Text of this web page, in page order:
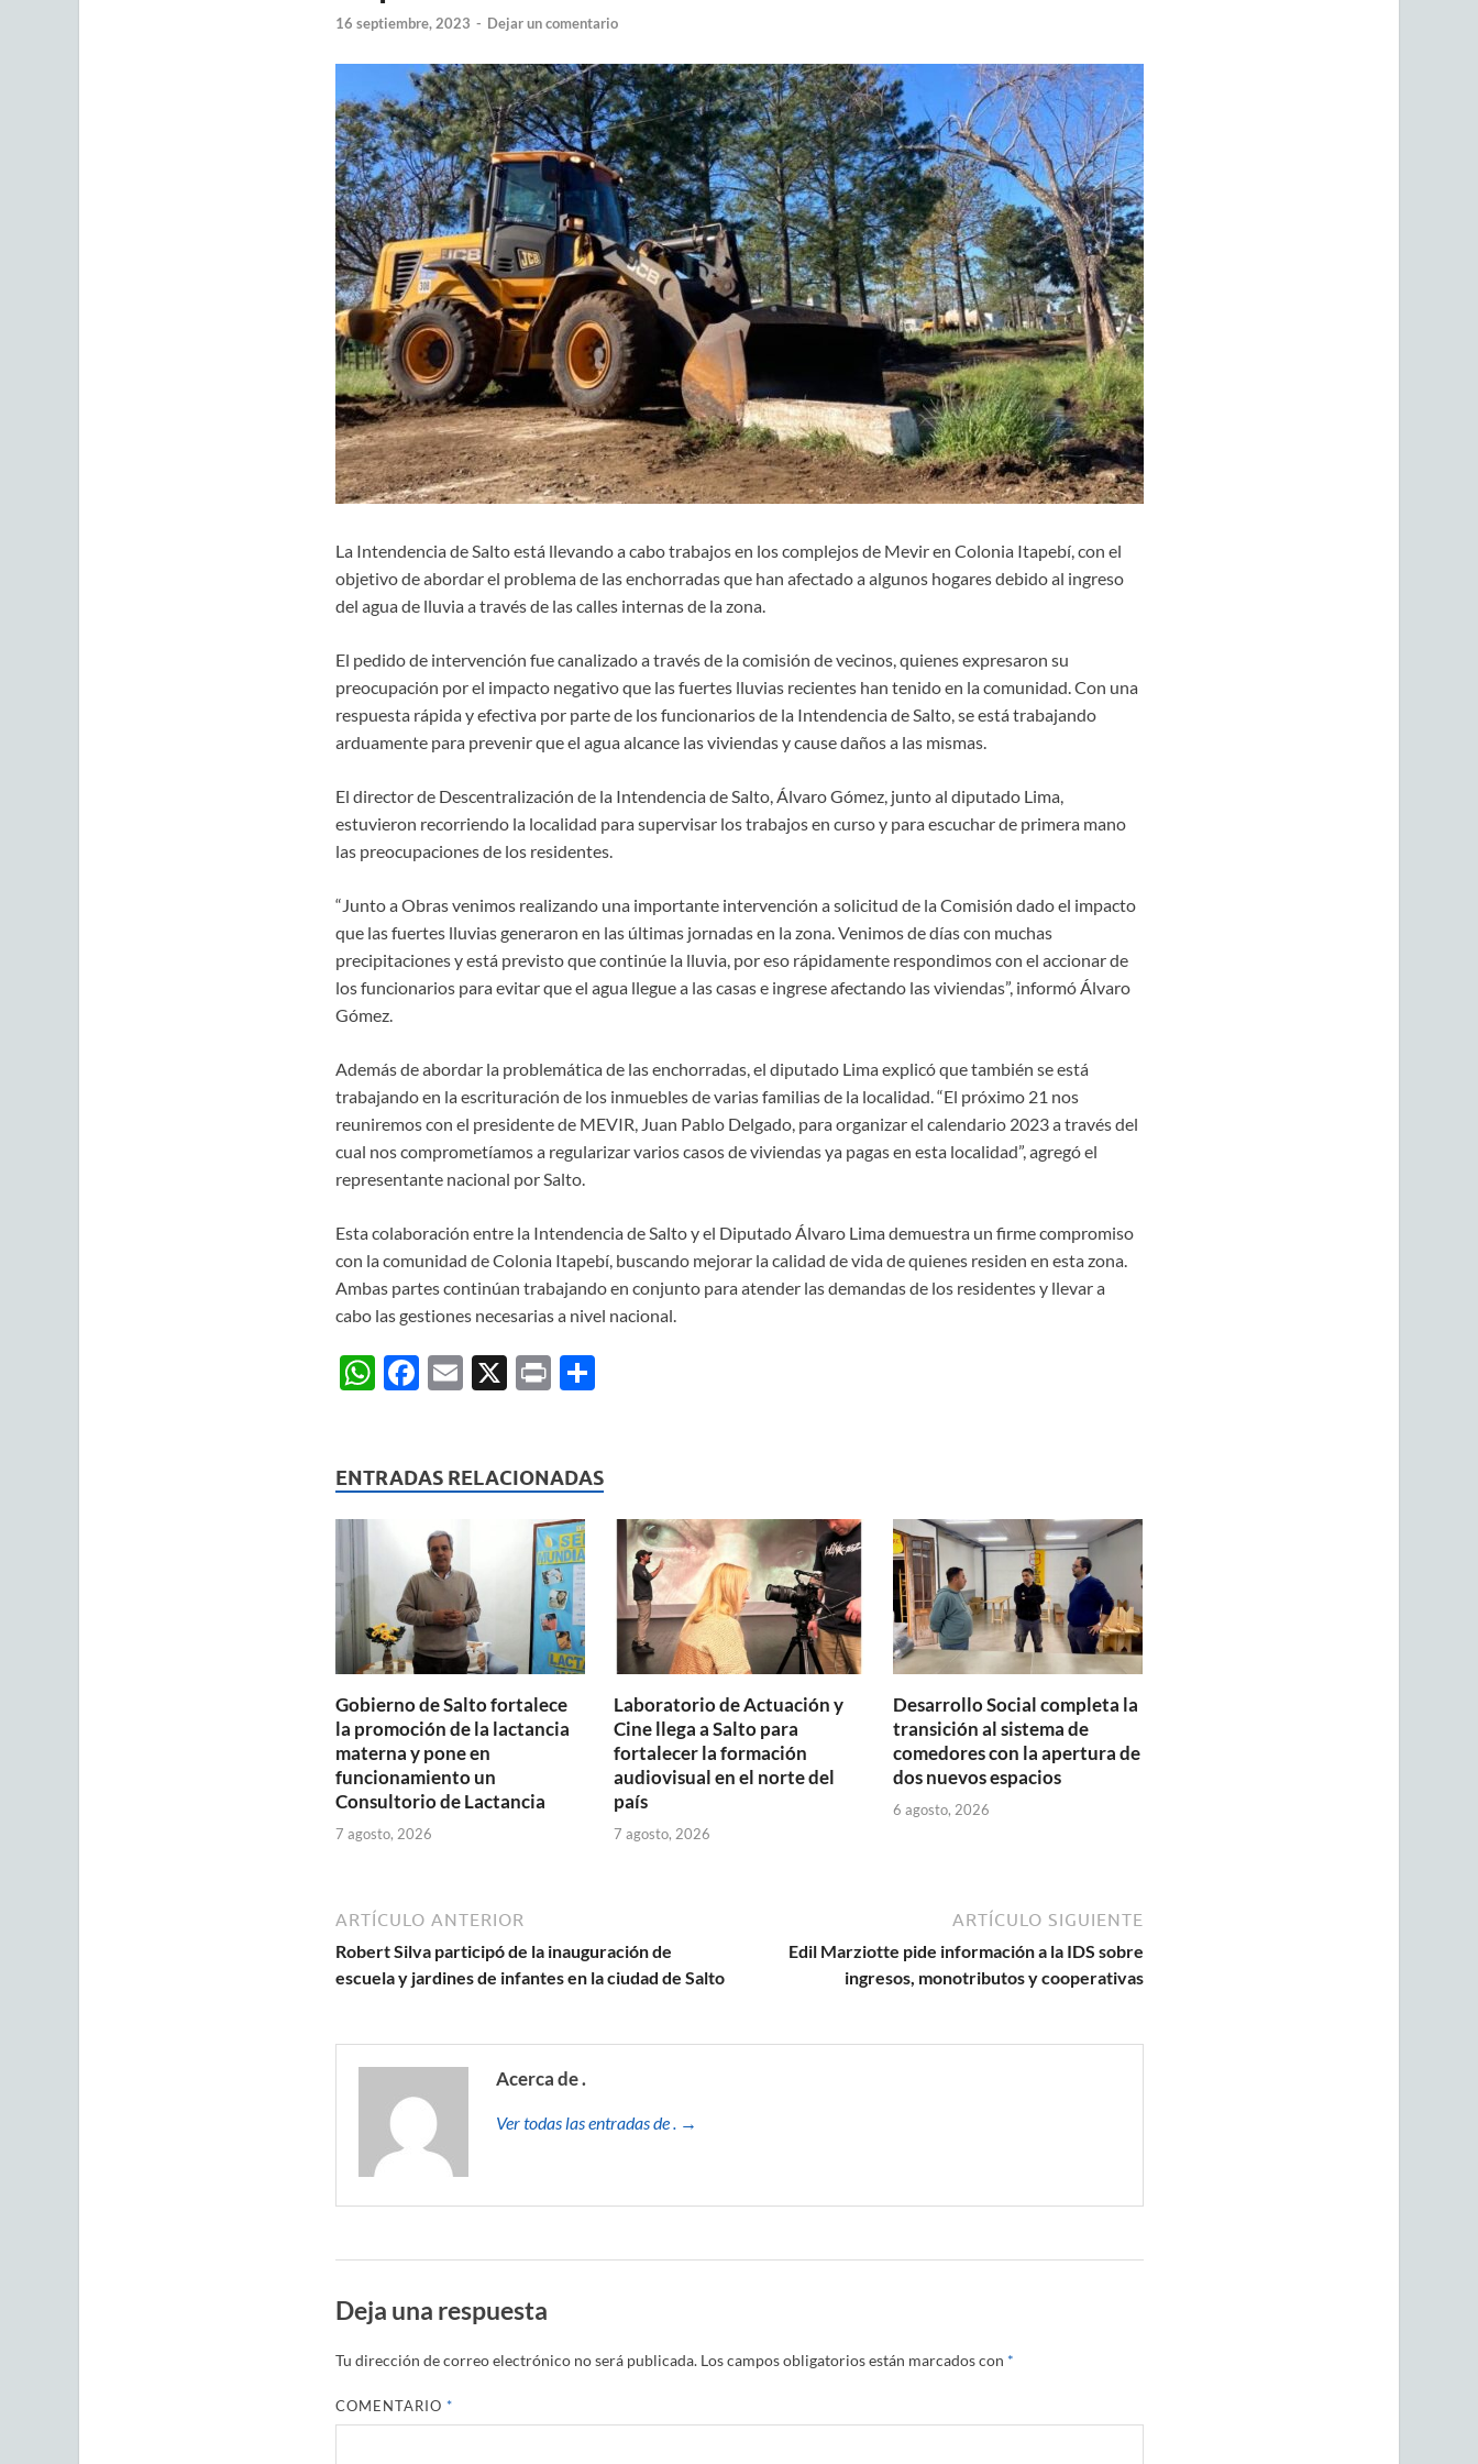
16 septiembre, 2023 - Dejar un comentario
La Intendencia de Salto está llevando a cabo trabajos en los complejos de Mevir en Colonia Itapebí, con el
objetivo de abordar el problema de las enchorradas que han afectado a algunos hogares debido al ingreso
del agua de lluvia a través de las calles internas de la zona.
El pedido de intervención fue canalizado a través de la comisión de vecinos, quienes expresaron su
preocupación por el impacto negativo que las fuertes lluvias recientes han tenido en la comunidad. Con una
respuesta rápida y efectiva por parte de los funcionarios de la Intendencia de Salto, se está trabajando
arduamente para prevenir que el agua alcance las viviendas y cause daños a las mismas.
El director de Descentralización de la Intendencia de Salto, Álvaro Gómez, junto al diputado Lima,
estuvieron recorriendo la localidad para supervisar los trabajos en curso y para escuchar de primera mano
las preocupaciones de los residentes.
“Junto a Obras venimos realizando una importante intervención a solicitud de la Comisión dado el impacto
que las fuertes lluvias generaron en las últimas jornadas en la zona. Venimos de días con muchas
precipitaciones y está previsto que continúe la lluvia, por eso rápidamente respondimos con el accionar de
los funcionarios para evitar que el agua llegue a las casas e ingrese afectando las viviendas”, informó Álvaro
Gómez.
Además de abordar la problemática de las enchorradas, el diputado Lima explicó que también se está
trabajando en la escrituración de los inmuebles de varias familias de la localidad. “El próximo 21 nos
reuniremos con el presidente de MEVIR, Juan Pablo Delgado, para organizar el calendario 2023 a través del
cual nos comprometíamos a regularizar varios casos de viviendas ya pagas en esta localidad”, agregó el
representante nacional por Salto.
Esta colaboración entre la Intendencia de Salto y el Diputado Álvaro Lima demuestra un firme compromiso
con la comunidad de Colonia Itapebí, buscando mejorar la calidad de vida de quienes residen en esta zona.
Ambas partes continúan trabajando en conjunto para atender las demandas de los residentes y llevar a
cabo las gestiones necesarias a nivel nacional.
W
s
A
p
p
F
b
o
k
E X P C
p
ar
ENTRADAS RELACIONADAS
Gobierno de Salto fortalece
la promoción de la lactancia
materna y pone en
funcionamiento un
Consultorio de Lactancia
7 agosto, 2026
Laboratorio de Actuación y
Cine llega a Salto para
fortalecer la formación
audiovisual en el norte del
país
7 agosto, 2026
Desarrollo Social completa la
transición al sistema de
comedores con la apertura de
dos nuevos espacios
6 agosto, 2026
ARTÍCULO ANTERIOR
Robert Silva participó de la inauguración de
escuela y jardines de infantes en la ciudad de Salto
ARTÍCULO SIGUIENTE
Edil Marziotte pide información a la IDS sobre
ingresos, monotributos y cooperativas
Acerca de .
Ver todas las entradas de . →
Deja una respuesta
Tu dirección de correo electrónico no será publicada. Los campos obligatorios están marcados con *
COMENTARIO *